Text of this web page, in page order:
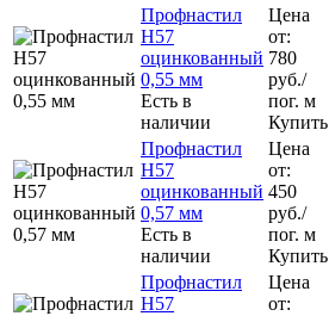
Профнастил
Н57
оцинкованный
0,55 мм
Есть в
наличии
Цена
от:
780
руб./
пог. м
Купить
Профнастил
Н57
оцинкованный
0,57 мм
Есть в
наличии
Цена
от:
450
руб./
пог. м
Купить
Профнастил
Н57
Цена
от: